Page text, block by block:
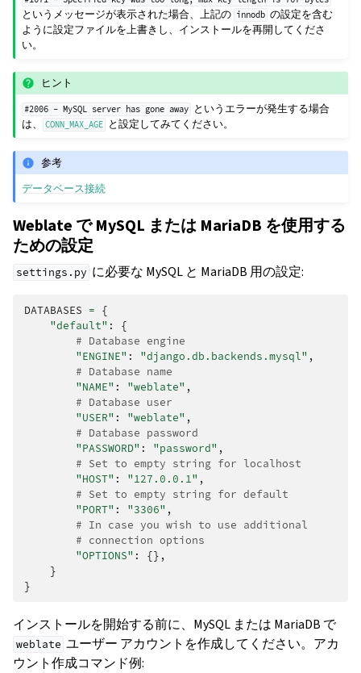
というメッセージが表示された場合、上記の innodb の設定を含む
ように設定ファイルを上書きし、インストールを再開してくださ
い。
ヒント
#2006 - MySQL server has gone away
というエラーが発生する場合
は、
CONN_MAX_AGE と設定してみてください。
参考
データベース接続
Weblate で MySQL または MariaDB を使用する
ための設定
settings.py に必要な MySQL と MariaDB 用の設定:
DATABASES = {
"default" :
{
# Database engine
"ENGINE" : "django.db.backends.mysql" ,
# Database name
"NAME" : "weblate" ,
# Database user
"USER" : "weblate" ,
# Database password
"PASSWORD" : "password" ,
# Set to empty string for localhost
"HOST" : "127.0.0.1" ,
# Set to empty string for default
"PORT" : "3306" ,
# In case you wish to use additional
# connection options
"OPTIONS" :
{},
}
}
インストールを開始する前に、MySQL または MariaDB で
weblate ユーザー アカウントを作成してください。アカ
ウント作成コマンド例: